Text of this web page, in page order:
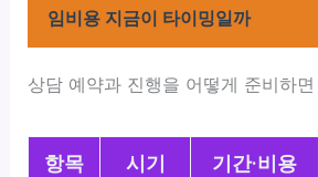
임비용 지금이 타이밍일까
상담 예약과 진행을 어떻게 준비하
항목 시기 기간·비용